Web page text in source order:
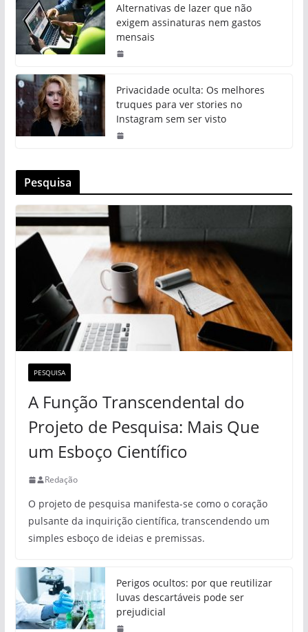
Alternativas de lazer que não
exigem assinaturas nem gastos
mensais
Privacidade oculta: Os melhores
truques para ver stories no
Instagram sem ser visto
Pesquisa
PESQUISA
A Função Transcendental do
Projeto de Pesquisa: Mais Que
um Esboço Científico
Redação
O projeto de pesquisa manifesta-se como o coração
pulsante da inquirição científica, transcendendo um
simples esboço de ideias e premissas.
Perigos ocultos: por que reutilizar
luvas descartáveis pode ser
prejudicial